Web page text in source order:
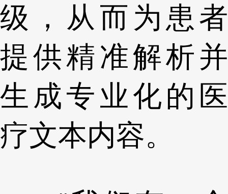
级，从而为患者
提供精准解析并
生成专业化的医
疗文本内容。